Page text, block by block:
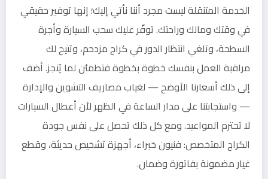
الخدمة المتنقلة ليست مجرد أننا نأتي إليك؛ إنها توفير حقيقي
في وقتك ومالك وراحتك. توفّر عليك سحب السيارة وأجرة
السطحة، وتلغي انتظار الدور في كراج مزدحم، وتتيح لك
مراقبة العمل بنفسك خطوة بخطوة فتطمئن لما يُنجز. أضف
إلى ذلك أسعارنا الأوضح — لغياب مصاريف التشوين والإدارة
— واستجابتنا على مدار الساعة في الظهر لأن أعطال السيارات
لا تحترم المواعيد. ومع كل ذلك تحصل على نفس جودة
الكراج المتخصص: فنيون خبراء، أجهزة تشخيص حديثة، وقطع
غيار مضمونة بفاتورة وضمان.